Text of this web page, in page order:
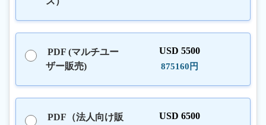
PDF (マルチユー
ザー販売)
USD 5500
875160円
PDF（法人向け販
USD 6500